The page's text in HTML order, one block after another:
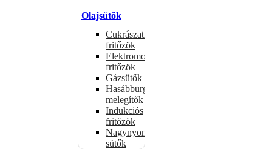
Olajsütők
Cukrászati
fritőzök
Elektromos
fritőzök
Gázsütők
Hasábburgonya
melegítők
Indukciós
fritőzök
Nagynyomású
sütők